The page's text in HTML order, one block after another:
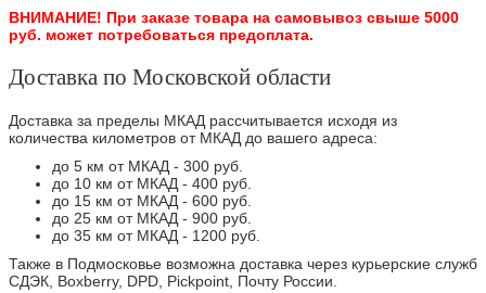
ВНИМАНИЕ! При заказе товара на самовывоз свыше 5000
руб. может потребоваться предоплата.
Доставка по Московской области
Доставка за пределы МКАД рассчитывается исходя из
количества километров от МКАД до вашего адреса:
до 5 км от МКАД - 300 руб.
до 10 км от МКАД - 400 руб.
до 15 км от МКАД - 600 руб.
до 25 км от МКАД - 900 руб.
до 35 км от МКАД - 1200 руб.
Также в Подмосковье возможна доставка через курьерские служб
СДЭК, Boxberry, DPD, Pickpoint, Почту России.